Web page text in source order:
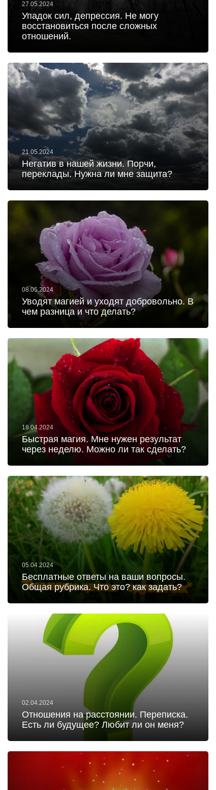
27.05.2024
Упадок сил, депрессия. Не могу
восстановиться после сложных
отношений.
21.05.2024
Негатив в нашей жизни. Порчи,
переклады. Нужна ли мне защита?
08.05.2024
Уводят магией и уходят добровольно. В
чем разница и что делать?
18.04.2024
Быстрая магия. Мне нужен результат
через неделю. Можно ли так сделать?
05.04.2024
Бесплатные ответы на ваши вопросы.
Общая рубрика. Что это? как задать?
02.04.2024
Отношения на расстоянии. Переписка.
Есть ли будущее? Любит ли он меня?